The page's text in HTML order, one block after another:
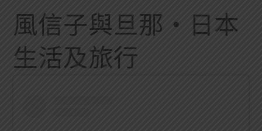
風信子與旦那・日本
生活及旅行